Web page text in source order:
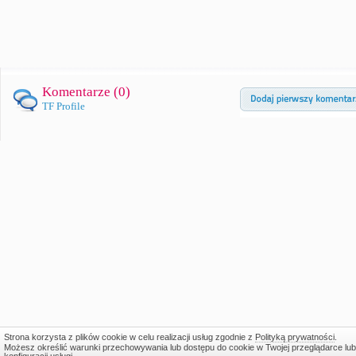
Komentarze (0)
TF Profile
Strona korzysta z plików cookie w celu realizacji usług zgodnie z Polityką prywatności.
Możesz określić warunki przechowywania lub dostępu do cookie w Twojej przeglądarce lub